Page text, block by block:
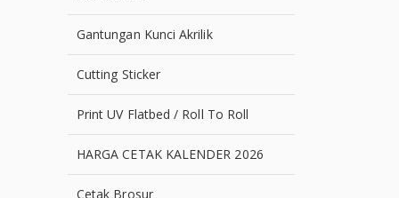
Gantungan Kunci Akrilik
Cutting Sticker
Print UV Flatbed / Roll To Roll
HARGA CETAK KALENDER 2026
Cetak Brosur